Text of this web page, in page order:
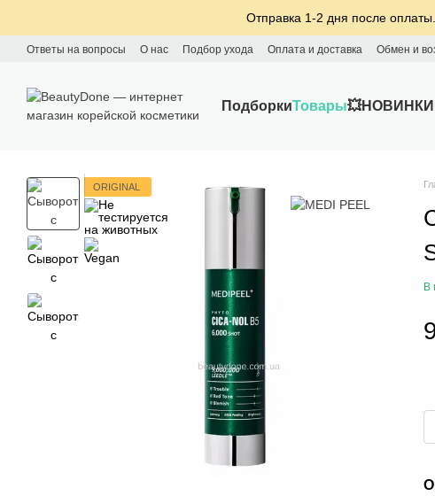
Отправка 1-2 дня после
Ответы на вопросы О нас Подбор ухода Оплата и доставка Обмен и
ПодборкиТовары💥НОВИНКИ
ORIGINAL
В